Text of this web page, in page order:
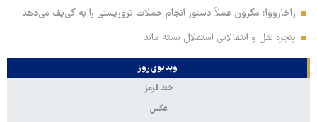
زاخارووا: مکرون عملاً دستور انجام حملات تروریستی را به کی‌یف می‌دهد
پنجره‌ نقل و انتقالاتی استقلال بسته ماند
ویدیوی روز
خط قرمز
عکس